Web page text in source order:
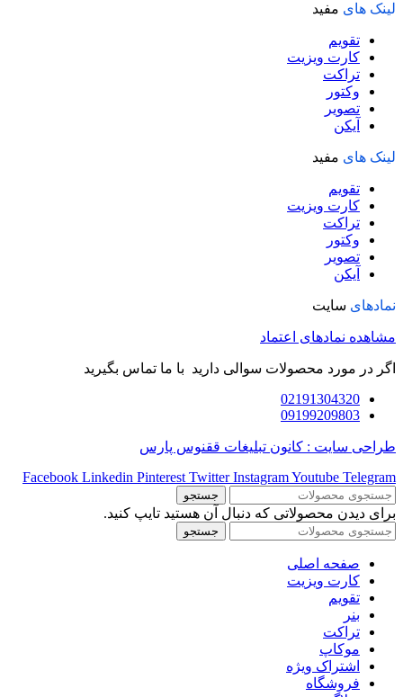
لینک های مفید
تقویم
کارت ویزیت
تراکت
وکتور
تصویر
آیکن
لینک های مفید
تقویم
کارت ویزیت
تراکت
وکتور
تصویر
آیکن
نمادهای سایت
مشاهده نمادهای اعتماد
اگر در مورد محصولات سوالی دارید با ما تماس بگیرید
02191304320
09199209803
طراحی سایت : کانون تبلیغات ققنوس پارس
Facebook Linkedin Pinterest Twitter InstagramYoutube Telegram
جستجو
برای دیدن محصولاتی که دنبال آن هستید تایپ کنید.
جستجو
صفحه اصلی
کارت ویزیت
تقویم
بنر
تراکت
موکاپ
اشتراک ویژه
فروشگاه